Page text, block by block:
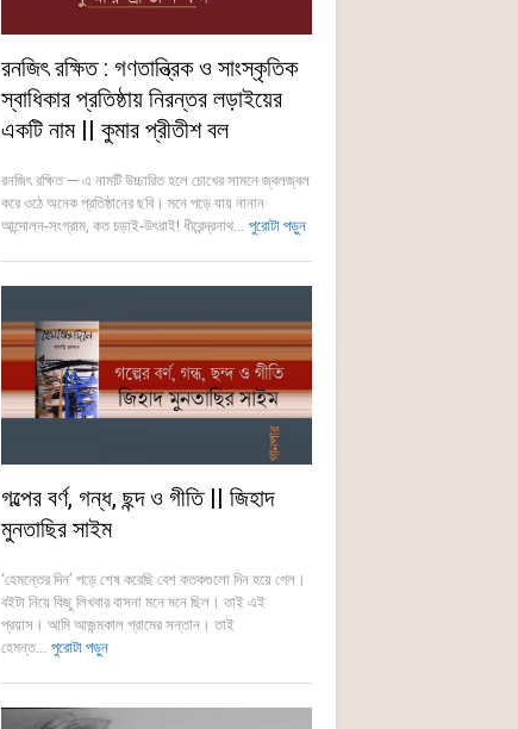
রনজিৎ রক্ষিত : গণতান্ত্রিক ও সাংস্কৃতিক
স্বাধিকার প্রতিষ্ঠায় নিরন্তর লড়াইয়ের
একটি নাম || কুমার প্রীতীশ বল
রনজিৎ রক্ষিত — এ নামটি উচ্চারিত হলে চোখের সামনে জ্বলজ্বল
করে ওঠে অনেক প্রতিষ্ঠানের ছবি। মনে পড়ে যায় নানান
আন্দোলন-সংগ্রাম, কত চড়াই-উৎরাই! ধীরেন্দ্রনাথ... পুরোটা পড়ুন
গল্পের বর্ণ, গন্ধ, ছন্দ ও গীতি || জিহাদ
মুনতাছির সাইম
‘হেমন্তের দিন’ পড়ে শেষ করেছি বেশ কতকগুলো দিন হয়ে গেল।
বইটা নিয়ে কিছু লিখবার বাসনা মনে মনে ছিল। তাই এই
প্রয়াস। আমি আজন্মকাল গ্রামের সন্তান। তাই
হেমন্ত... পুরোটা পড়ুন